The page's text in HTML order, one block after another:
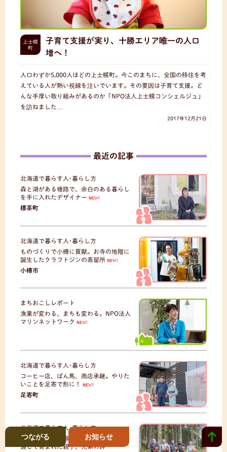
上士幌
町
子育て支援が実り、十勝エリア唯一の人口
増へ！
人口わずか5,000人ほどの上士幌町。今このまちに、全国の移住を考
えている人が熱い視線を注いでいます。その要因は子育て支援。ど
んな手厚い取り組みがあるのか「NPO法人上士幌コンシェルジュ」
を訪ねました…
2017年12月21日
最近の記事
北海道で暮らす人･暮らし方
森と湖がある塘路で、余白のある暮らし
を手に入れたデザイナー NEW!
標茶町
北海道で暮らす人･暮らし方
ものづくりで小樽に貢献。お寺の地階に
誕生したクラフトジンの蒸留所 NEW!
小樽市
まちおこしレポート
漁業が変わる、まちも変わる。NPO法人
マリンネットワーク
NEW!
北海道で暮らす人･暮らし方
コーヒー店、ばん馬、商店承継。やりた
いことを足寄で形に！
NEW!
足寄町
北海道で暮らす人･暮らし方
日々やりがいが得られる林業。山仕事を
通じて育まれた親子、兄弟の絆
つながる お知らせ